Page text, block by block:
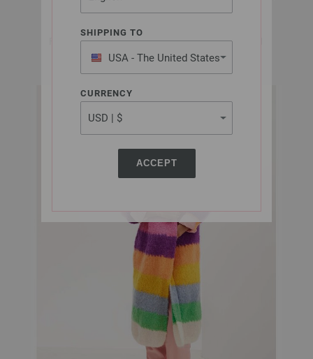
SHIPPING TO
USA - The United States
of America
CURRENCY
ACCEPT
FILATI No. 68 (Herbst/Winter 2024/25) | Model 31